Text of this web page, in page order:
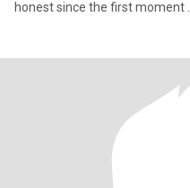
honest since the first moment